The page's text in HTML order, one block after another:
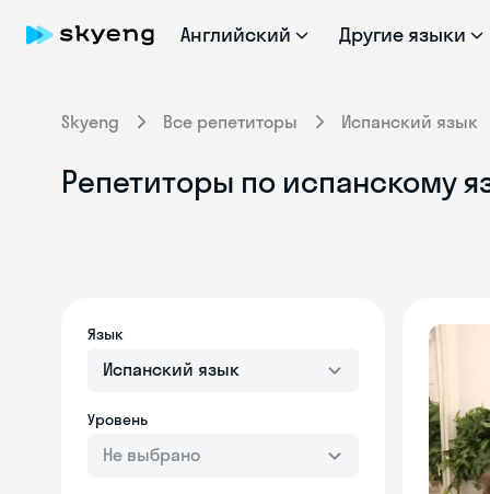
Английский Другие языки
Skyeng Все репетиторы Испанский язык
Репетиторы по испанскому
Язык
Испанский язык
Уровень
Не выбрано